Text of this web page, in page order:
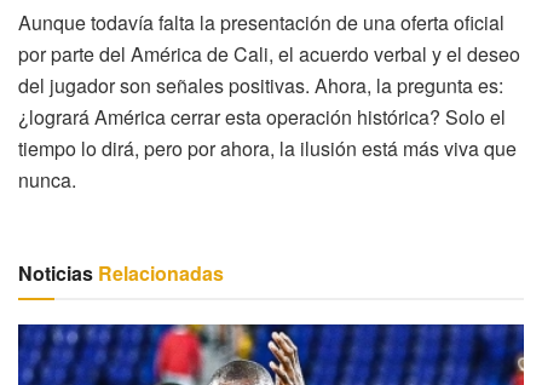
Aunque todavía falta la presentación de una oferta oficial
por parte del América de Cali, el acuerdo verbal y el deseo
del jugador son señales positivas. Ahora, la pregunta es:
¿logrará América cerrar esta operación histórica? Solo el
tiempo lo dirá, pero por ahora, la ilusión está más viva que
nunca.
Noticias Relacionadas